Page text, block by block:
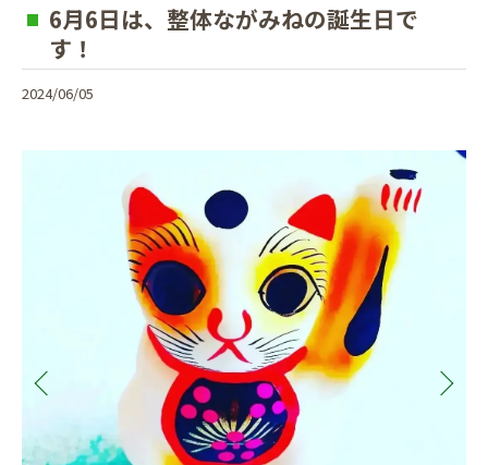
6月6日は、整体ながみねの誕生日で
す！
2024/06/05